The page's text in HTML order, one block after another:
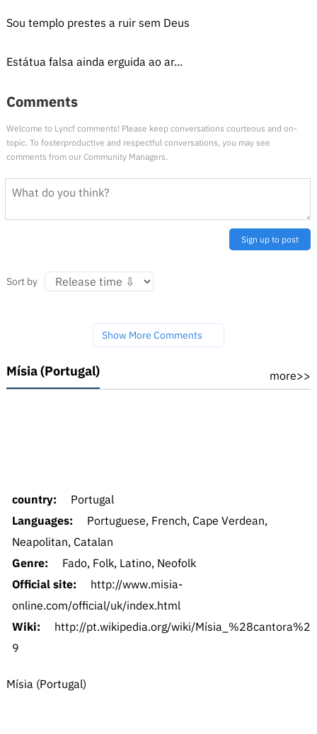
Sou templo prestes a ruir sem Deus
Estátua falsa ainda erguida ao ar...
Comments
Welcome to Lyricf comments! Please keep conversations courteous and on-
topic. To fosterproductive and respectful conversations, you may see
comments from our Community Managers.
Sign up to post
Sort by
Show More Comments
Mísia (Portugal) more>>
country:
Portugal
Languages:
Portuguese, French, Cape Verdean,
Neapolitan, Catalan
Genre:
Fado, Folk, Latino, Neofolk
Official site:
http://www.misia-
online.com/official/uk/index.html
Wiki:
http://pt.wikipedia.org/wiki/Mísia_%28cantora%2
9
Mísia (Portugal)